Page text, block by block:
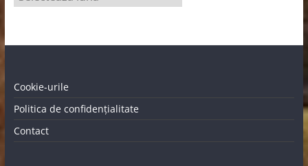
Cookie-urile
Politica de confidențialitate
Contact